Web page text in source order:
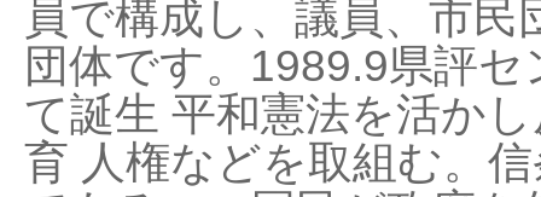
員で構成し、議員、市
団体です。1989.9県評
て誕生 平和憲法を活か
育 人権などを取組む。